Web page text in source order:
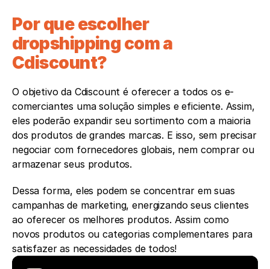
Por que escolher
dropshipping com a
Cdiscount?
O objetivo da Cdiscount é oferecer a todos os e-
comerciantes uma solução simples e eficiente. Assim,
eles poderão expandir seu sortimento com a maioria
dos produtos de grandes marcas. E isso, sem precisar
negociar com fornecedores globais, nem comprar ou
armazenar seus produtos.
Dessa forma, eles podem se concentrar em suas
campanhas de marketing, energizando seus clientes
ao oferecer os melhores produtos. Assim como
novos produtos ou categorias complementares para
satisfazer as necessidades de todos!